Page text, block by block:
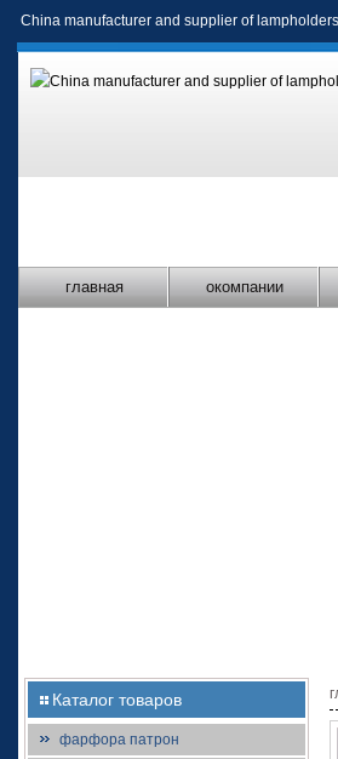
China manufacturer and supplier of lampholders
главная окомпании
Каталог товаров
фарфора патрон